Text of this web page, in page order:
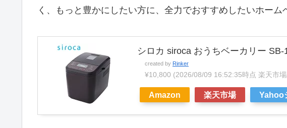
く、もっと豊かにしたい方に、全力でおすすめしたいホーム
シロカ siroca おうちベーカリー SB-
created by Rinker
¥10,800 (2026/08/09 16:52:35時点 楽天市
Amazon 楽天市場 Yahoo